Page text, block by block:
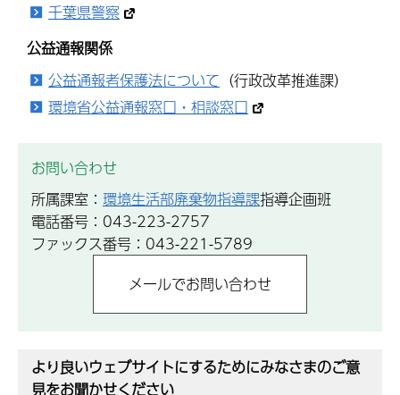
千葉県警察
公益通報関係
公益通報者保護法について （行政改革推進課）
環境省公益通報窓口・相談窓口
お問い合わせ
所属課室： 環境生活部廃棄物指導課指導企画班
電話番号：043-223-2757
ファックス番号：043-221-5789
より良いウェブサイトにするためにみなさまのご意
見をお聞かせください